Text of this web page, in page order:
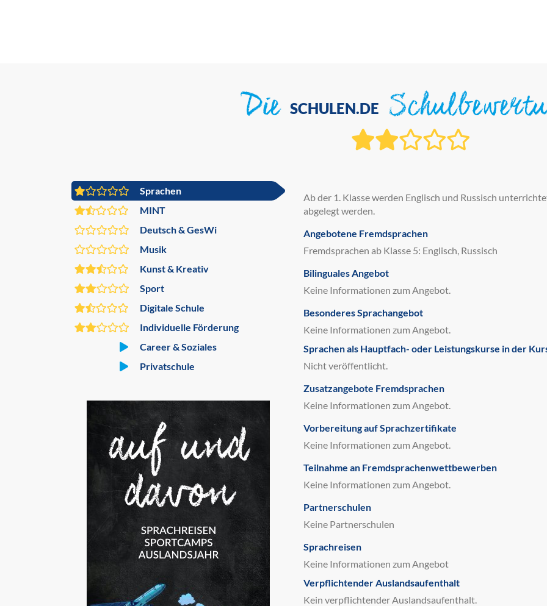
Die SCHULEN.DE
Sprachen
MINT
Deutsch & GesWi
Musik
Kunst & Kreativ
Sport
Digitale Schule
Individuelle Förderung
Career & Soziales
Privatschule
Ab der 1. Klasse werden Englisch und Russisch
abgelegt werden.
Angebotene Fremdsprachen
Fremdsprachen ab Klasse 5: Englisch, Russisch
Bilinguales Angebot
Keine Informationen zum Angebot.
Besonderes Sprachangebot
Keine Informationen zum Angebot.
Sprachen als Hauptfach- oder Leistungskurse in der
Nicht veröffentlicht.
Zusatzangebote Fremdsprachen
Keine Informationen zum Angebot.
Vorbereitung auf Sprachzertifikate
Keine Informationen zum Angebot.
Teilnahme an Fremdsprachenwettbewerben
Keine Informationen zum Angebot.
Partnerschulen
Keine Partnerschulen
Sprachreisen
Keine Informationen zum Angebot
Verpflichtender Auslandsaufenthalt
Kein verpflichtender Auslandsaufenthalt.